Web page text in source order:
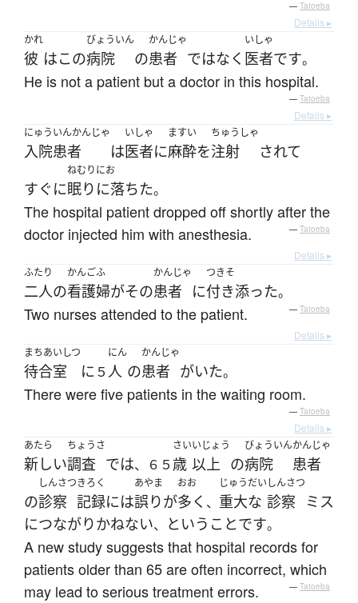
— Tatoeba
Details ▸
かれ
彼 はこの
びょういん
病院 の
かんじゃ
患者 ではなく
いしゃ
医者です。
He is not a patient but a doctor in this hospital.
— Tatoeba
Details ▸
にゅういんかんじゃ
入院患者 は
いしゃ
医者に
ますい
麻酔を
ちゅうしゃ
注射
されて
すぐに
ねむりにお
眠りに落ちた。
The hospital patient dropped off shortly after the
doctor injected him with anesthesia.
— Tatoeba
Details ▸
ふたり
二人の
かんごふ
看護婦がその
かんじゃ
患者 に
つきそ
付き添った。
Two nurses attended to the patient. — Tatoeba
Details ▸
まちあいしつ
待合室 に５
にん
人 の
かんじゃ
患者 がいた。
There were five patients in the waiting room.
— Tatoeba
Details ▸
あたら
新しい
ちょうさ
調査 では、６５
さい
歳
いじょう
以上 の
びょういん
病院
かんじゃ
患者
の
しんさつ
診察
きろく
記録には
あやま
誤りが
おお
多く 、
じゅうだい
重大な
しんさつ
診察
ミス
につながりかねない、 という ことです。
A new study suggests that hospital records for
patients older than 65 are often incorrect, which
may lead to serious treatment errors.
— Tatoeba